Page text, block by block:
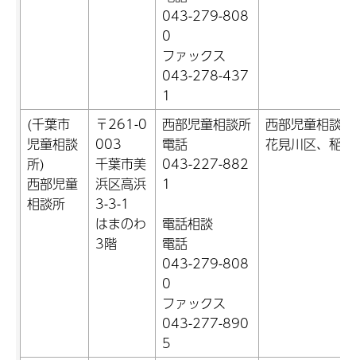
043-279-808
0
ファックス
043-278-437
1
(千葉市
児童相談
所)
西部児童
相談所
〒261-0
003
千葉市美
浜区高浜
3-3-1
はまのわ
3階
西部児童相談所
電話
043-227-882
1
電話相談
電話
043-279-808
0
ファックス
043-277-890
5
西部児童相談所
花見川区、稲